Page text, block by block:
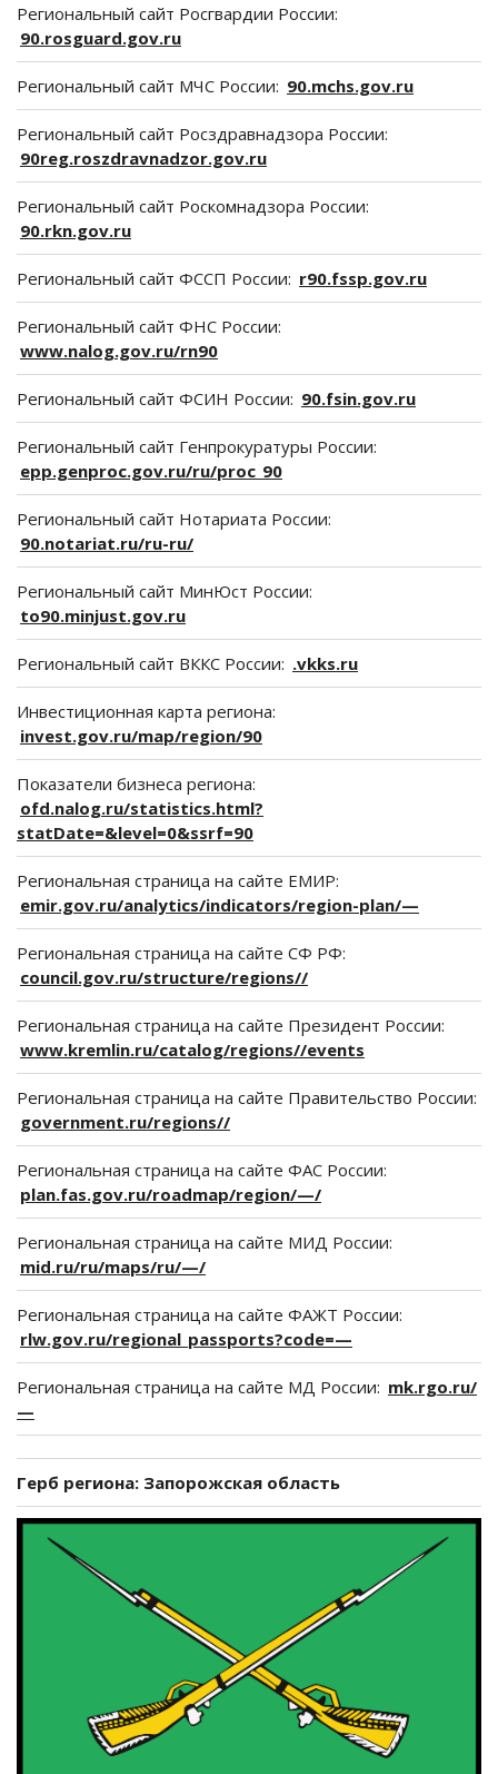
Региональный сайт Росгвардии России:
90.rosguard.gov.ru
Региональный сайт МЧС России: 90.mchs.gov.ru
Региональный сайт Росздравнадзора России:
90reg.roszdravnadzor.gov.ru
Региональный сайт Роскомнадзора России:
90.rkn.gov.ru
Региональный сайт ФССП России: r90.fssp.gov.ru
Региональный сайт ФНС России:
www.nalog.gov.ru/rn90
Региональный сайт ФСИН России: 90.fsin.gov.ru
Региональный сайт Генпрокуратуры России:
epp.genproc.gov.ru/ru/proc_90
Региональный сайт Нотариата России:
90.notariat.ru/ru-ru/
Региональный сайт МинЮст России:
to90.minjust.gov.ru
Региональный сайт ВККС России: .vkks.ru
Инвестиционная карта региона:
invest.gov.ru/map/region/90
Показатели бизнеса региона:
ofd.nalog.ru/statistics.html?
statDate=&level=0&ssrf=90
Региональная страница на сайте ЕМИР:
emir.gov.ru/analytics/indicators/region-plan/—
Региональная страница на сайте СФ РФ:
council.gov.ru/structure/regions//
Региональная страница на сайте Президент России:
www.kremlin.ru/catalog/regions//events
Региональная страница на сайте Правительство России:
government.ru/regions//
Региональная страница на сайте ФАС России:
plan.fas.gov.ru/roadmap/region/—/
Региональная страница на сайте МИД России:
mid.ru/ru/maps/ru/—/
Региональная страница на сайте ФАЖТ России:
rlw.gov.ru/regional_passports?code=—
Региональная страница на сайте МД России: mk.rgo.ru/
—
Герб региона: Запорожская область